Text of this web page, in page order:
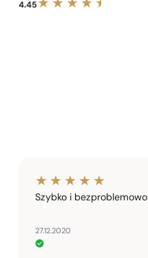
4.45
Szybko i bezproblemowo
27.12.2020